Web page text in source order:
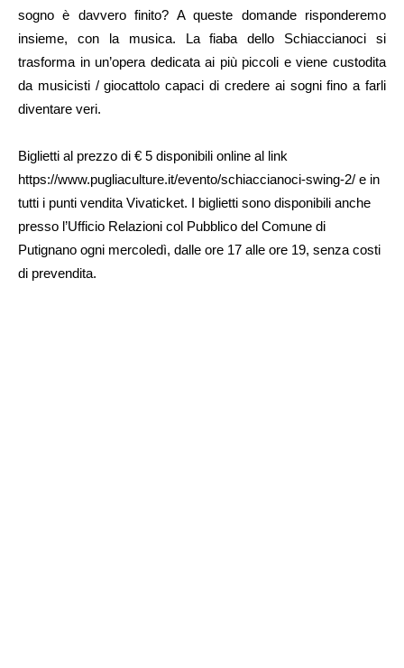
sogno è davvero finito? A queste domande risponderemo
insieme, con la musica. La fiaba dello Schiaccianoci si
trasforma in un’opera dedicata ai più piccoli e viene custodita
da musicisti / giocattolo capaci di credere ai sogni fino a farli
diventare veri.
Biglietti al prezzo di € 5 disponibili online al link
https://www.pugliaculture.it/evento/schiaccianoci-swing-2/ e in
tutti i punti vendita Vivaticket. I biglietti sono disponibili anche
presso l’Ufficio Relazioni col Pubblico del Comune di
Putignano ogni mercoledì, dalle ore 17 alle ore 19, senza costi
di prevendita.